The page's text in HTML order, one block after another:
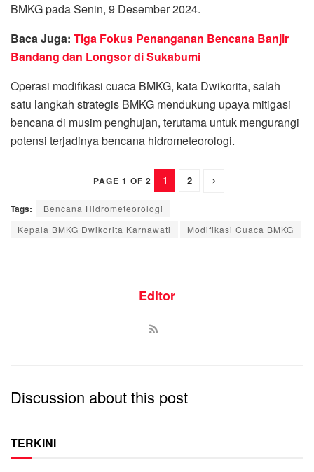
BMKG pada Senin, 9 Desember 2024.
Baca Juga: Tiga Fokus Penanganan Bencana Banjir
Bandang dan Longsor di Sukabumi
Operasi modifikasi cuaca BMKG, kata Dwikorita, salah
satu langkah strategis BMKG mendukung upaya mitigasi
bencana di musim penghujan, terutama untuk mengurangi
potensi terjadinya bencana hidrometeorologi.
PAGE 1 OF 2 1 2
Tags:
Bencana Hidrometeorologi
Kepala BMKG Dwikorita Karnawati
Modifikasi Cuaca BMKG
Editor
Discussion about this post
TERKINI